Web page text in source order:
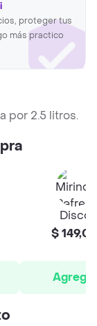
proteger tus
más practico
por 2.5 litros.
Disco
$
Agregar